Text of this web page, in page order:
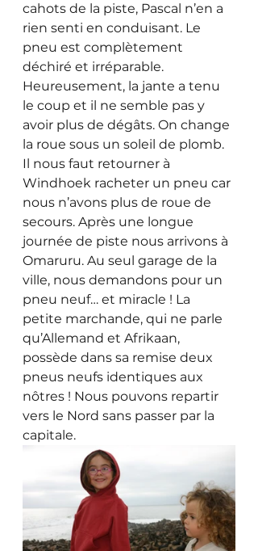
cahots de la piste, Pascal n’en a
rien senti en conduisant. Le
pneu est complètement
déchiré et irréparable.
Heureusement, la jante a tenu
le coup et il ne semble pas y
avoir plus de dégâts. On change
la roue sous un soleil de plomb.
Il nous faut retourner à
Windhoek racheter un pneu car
nous n’avons plus de roue de
secours. Après une longue
journée de piste nous arrivons à
Omaruru. Au seul garage de la
ville, nous demandons pour un
pneu neuf… et miracle ! La
petite marchande, qui ne parle
qu’Allemand et Afrikaan,
possède dans sa remise deux
pneus neufs identiques aux
nôtres ! Nous pouvons repartir
vers le Nord sans passer par la
capitale.